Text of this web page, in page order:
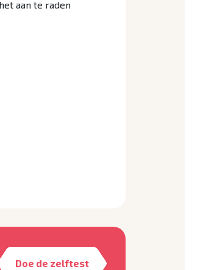
aan te raden
Doe de zelftest